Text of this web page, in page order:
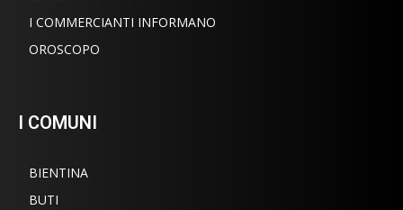
I COMMERCIANTI INFORMANO
OROSCOPO
I COMUNI
BIENTINA
BUTI